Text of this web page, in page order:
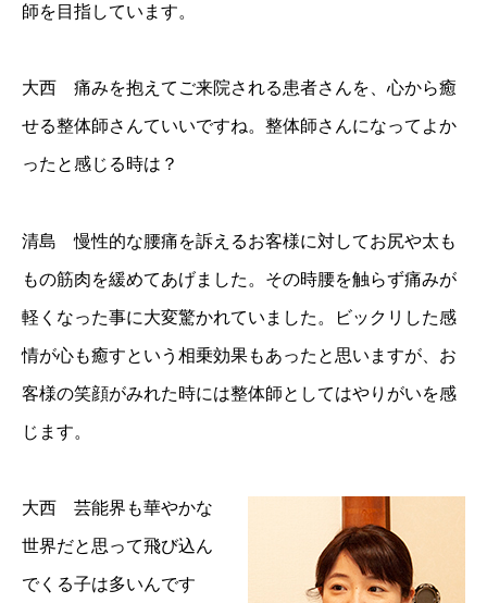
師を目指しています。
大西 痛みを抱えてご来院される患者さんを、心から癒
せる整体師さんていいですね。整体師さんになってよか
ったと感じる時は？
清島 慢性的な腰痛を訴えるお客様に対してお尻や太も
もの筋肉を緩めてあげました。その時腰を触らず痛みが
軽くなった事に大変驚かれていました。ビックリした感
情が心も癒すという相乗効果もあったと思いますが、お
客様の笑顔がみれた時には整体師としてはやりがいを感
じます。
大西 芸能界も華やかな
世界だと思って飛び込ん
でくる子は多いんです